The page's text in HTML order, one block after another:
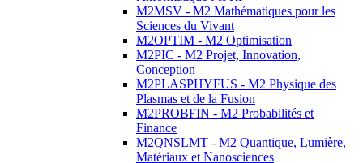
M2MSV - M2 Mathématiques pour les
Sciences du Vivant
M2OPTIM - M2 Optimisation
M2PIC - M2 Projet, Innovation,
Conception
M2PLASPHYFUS - M2 Physique des
Plasmas et de la Fusion
M2PROBFIN - M2 Probabilités et
Finance
M2QNSLMT - M2 Quantique, Lumière,
Matériaux et Nanosciences